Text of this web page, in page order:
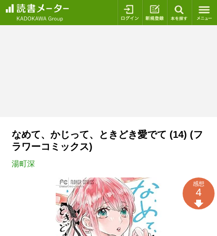
ログイン 新規登録
なめて、かじって、ときどき愛でて (14) (フ
ラワーコミックス)
湯町深
感想
4